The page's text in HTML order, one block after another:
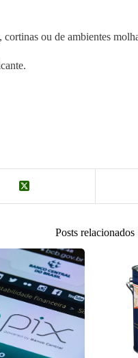
ou de ambientes
Posts relacionados